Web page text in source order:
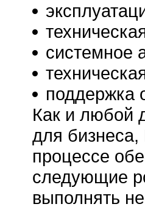
системное
поддержка
Как и любой
для
процессе
следующие
выполнять